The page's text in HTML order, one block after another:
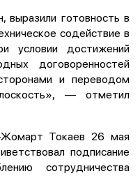
выразили готовность в
содействие в
условии достижений
договоренностей
и переводом
— отметил
Жомарт Токаев 26 мая
подписание
сотрудничества